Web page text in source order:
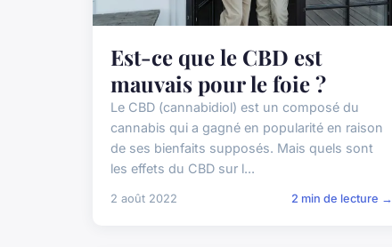
Est-ce que le CBD est
mauvais pour le foie ?
Le CBD (cannabidiol) est un composé du
cannabis qui a gagné en popularité en raison
de ses bienfaits supposés. Mais quels sont
les effets du CBD sur l...
2 août 2022 2 min de lecture →